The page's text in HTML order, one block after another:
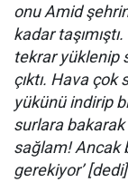
onu Amid
kadar
tekrar yüklenip
çıktı. Hava çok
yükünü indirip
surlara bakarak
sağlam! Ancak
gerekiyor’